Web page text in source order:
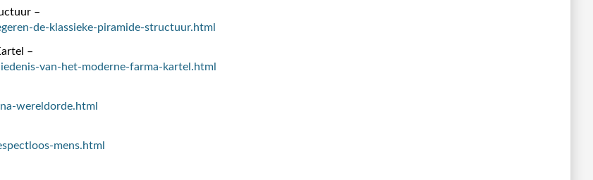
–
de-klassieke-piramide-structuur.html
–
van-het-moderne-farma-kartel.html
wereldorde.html
mens.html